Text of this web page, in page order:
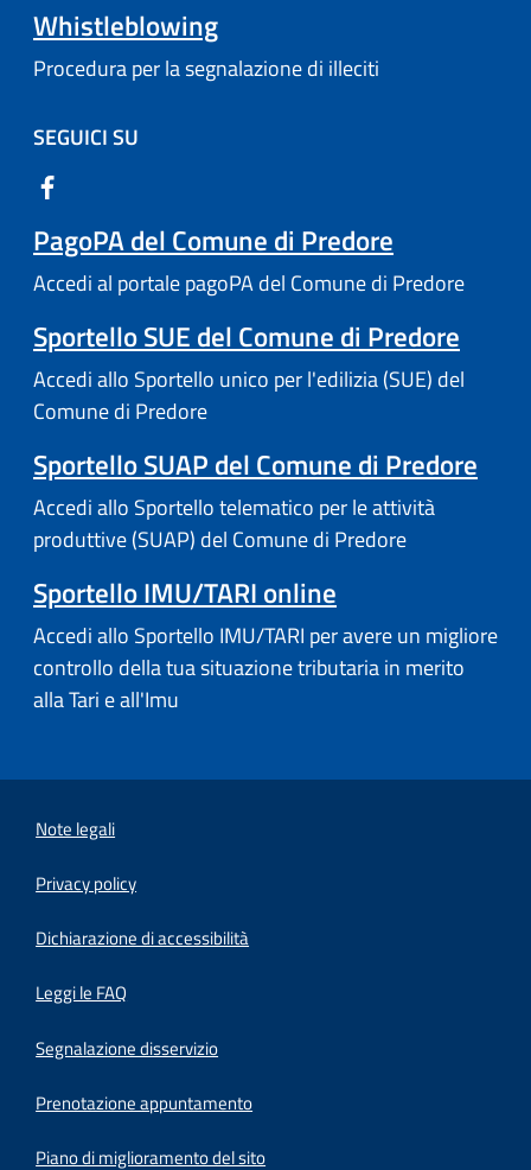
Whistleblowing
Procedura per la segnalazione di illeciti
SEGUICI SU
PagoPA del Comune di Predore
Accedi al portale pagoPA del Comune di Predore
Sportello SUE del Comune di Predore
Accedi allo Sportello unico per l'edilizia (SUE) del
Comune di Predore
Sportello SUAP del Comune di Predore
Accedi allo Sportello telematico per le attività
produttive (SUAP) del Comune di Predore
Sportello IMU/TARI online
Accedi allo Sportello IMU/TARI per avere un migliore
controllo della tua situazione tributaria in merito
alla Tari e all'Imu
Note legali
Privacy policy
Dichiarazione di accessibilità
Leggi le FAQ
Segnalazione disservizio
Prenotazione appuntamento
Piano di miglioramento del sito